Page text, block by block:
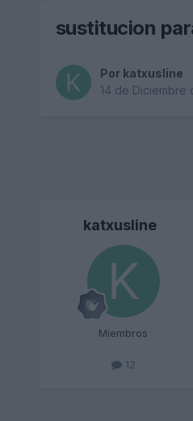
sustitucion
Por katxusline
14 de Diciembre
katxusline
Miembros
12